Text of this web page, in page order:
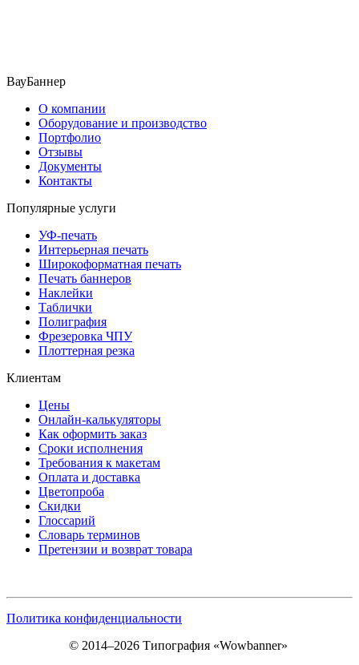
ВауБаннер
О компании
Оборудование и производство
Портфолио
Отзывы
Документы
Контакты
Популярные услуги
УФ-печать
Интерьерная печать
Широкоформатная печать
Печать баннеров
Наклейки
Таблички
Полиграфия
Фрезеровка ЧПУ
Плоттерная резка
Клиентам
Цены
Онлайн-калькуляторы
Как оформить заказ
Сроки исполнения
Требования к макетам
Оплата и доставка
Цветопроба
Скидки
Глоссарий
Словарь терминов
Претензии и возврат товара
Политика конфиденциальности
© 2014–2026 Типография «Wowbanner»